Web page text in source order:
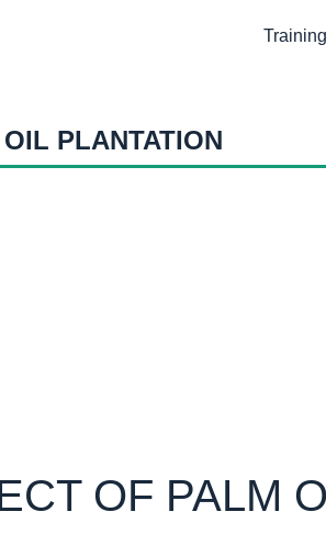
Training
PLANTATION
OF PALM